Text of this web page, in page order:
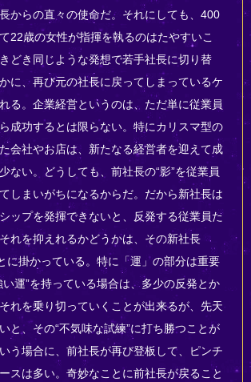
からの直々の使命だ。それにしても、400
22歳の女性が指揮を執るのはたやすいこ
どき同じような発想で若手社長に切り替
に、再び元の社長に戻ってしまっているケ
る。企業経営というのは、ただ単に従業員
成功するとは限らない。特にカリスマ型の
会社やお店は、新たなる経営者を迎えて成
ない。どうしても、前社長の“影”を従業員
しまいがちになるからだ。だから新社長は
ップを発揮できないと、反発する従業員た
れを抑えれるかどうかは、その新社長
に掛かっている。特に「運」の部分は重要
い運”を持っている場合は、多少の反発とか
れを乗り切っていくことが出来るが、先天
と、その“不気味な試練”に打ち勝つことが
う場合に、前社長が再び登板して、ピンチ
スは多い。奇妙なことに前社長が戻ること